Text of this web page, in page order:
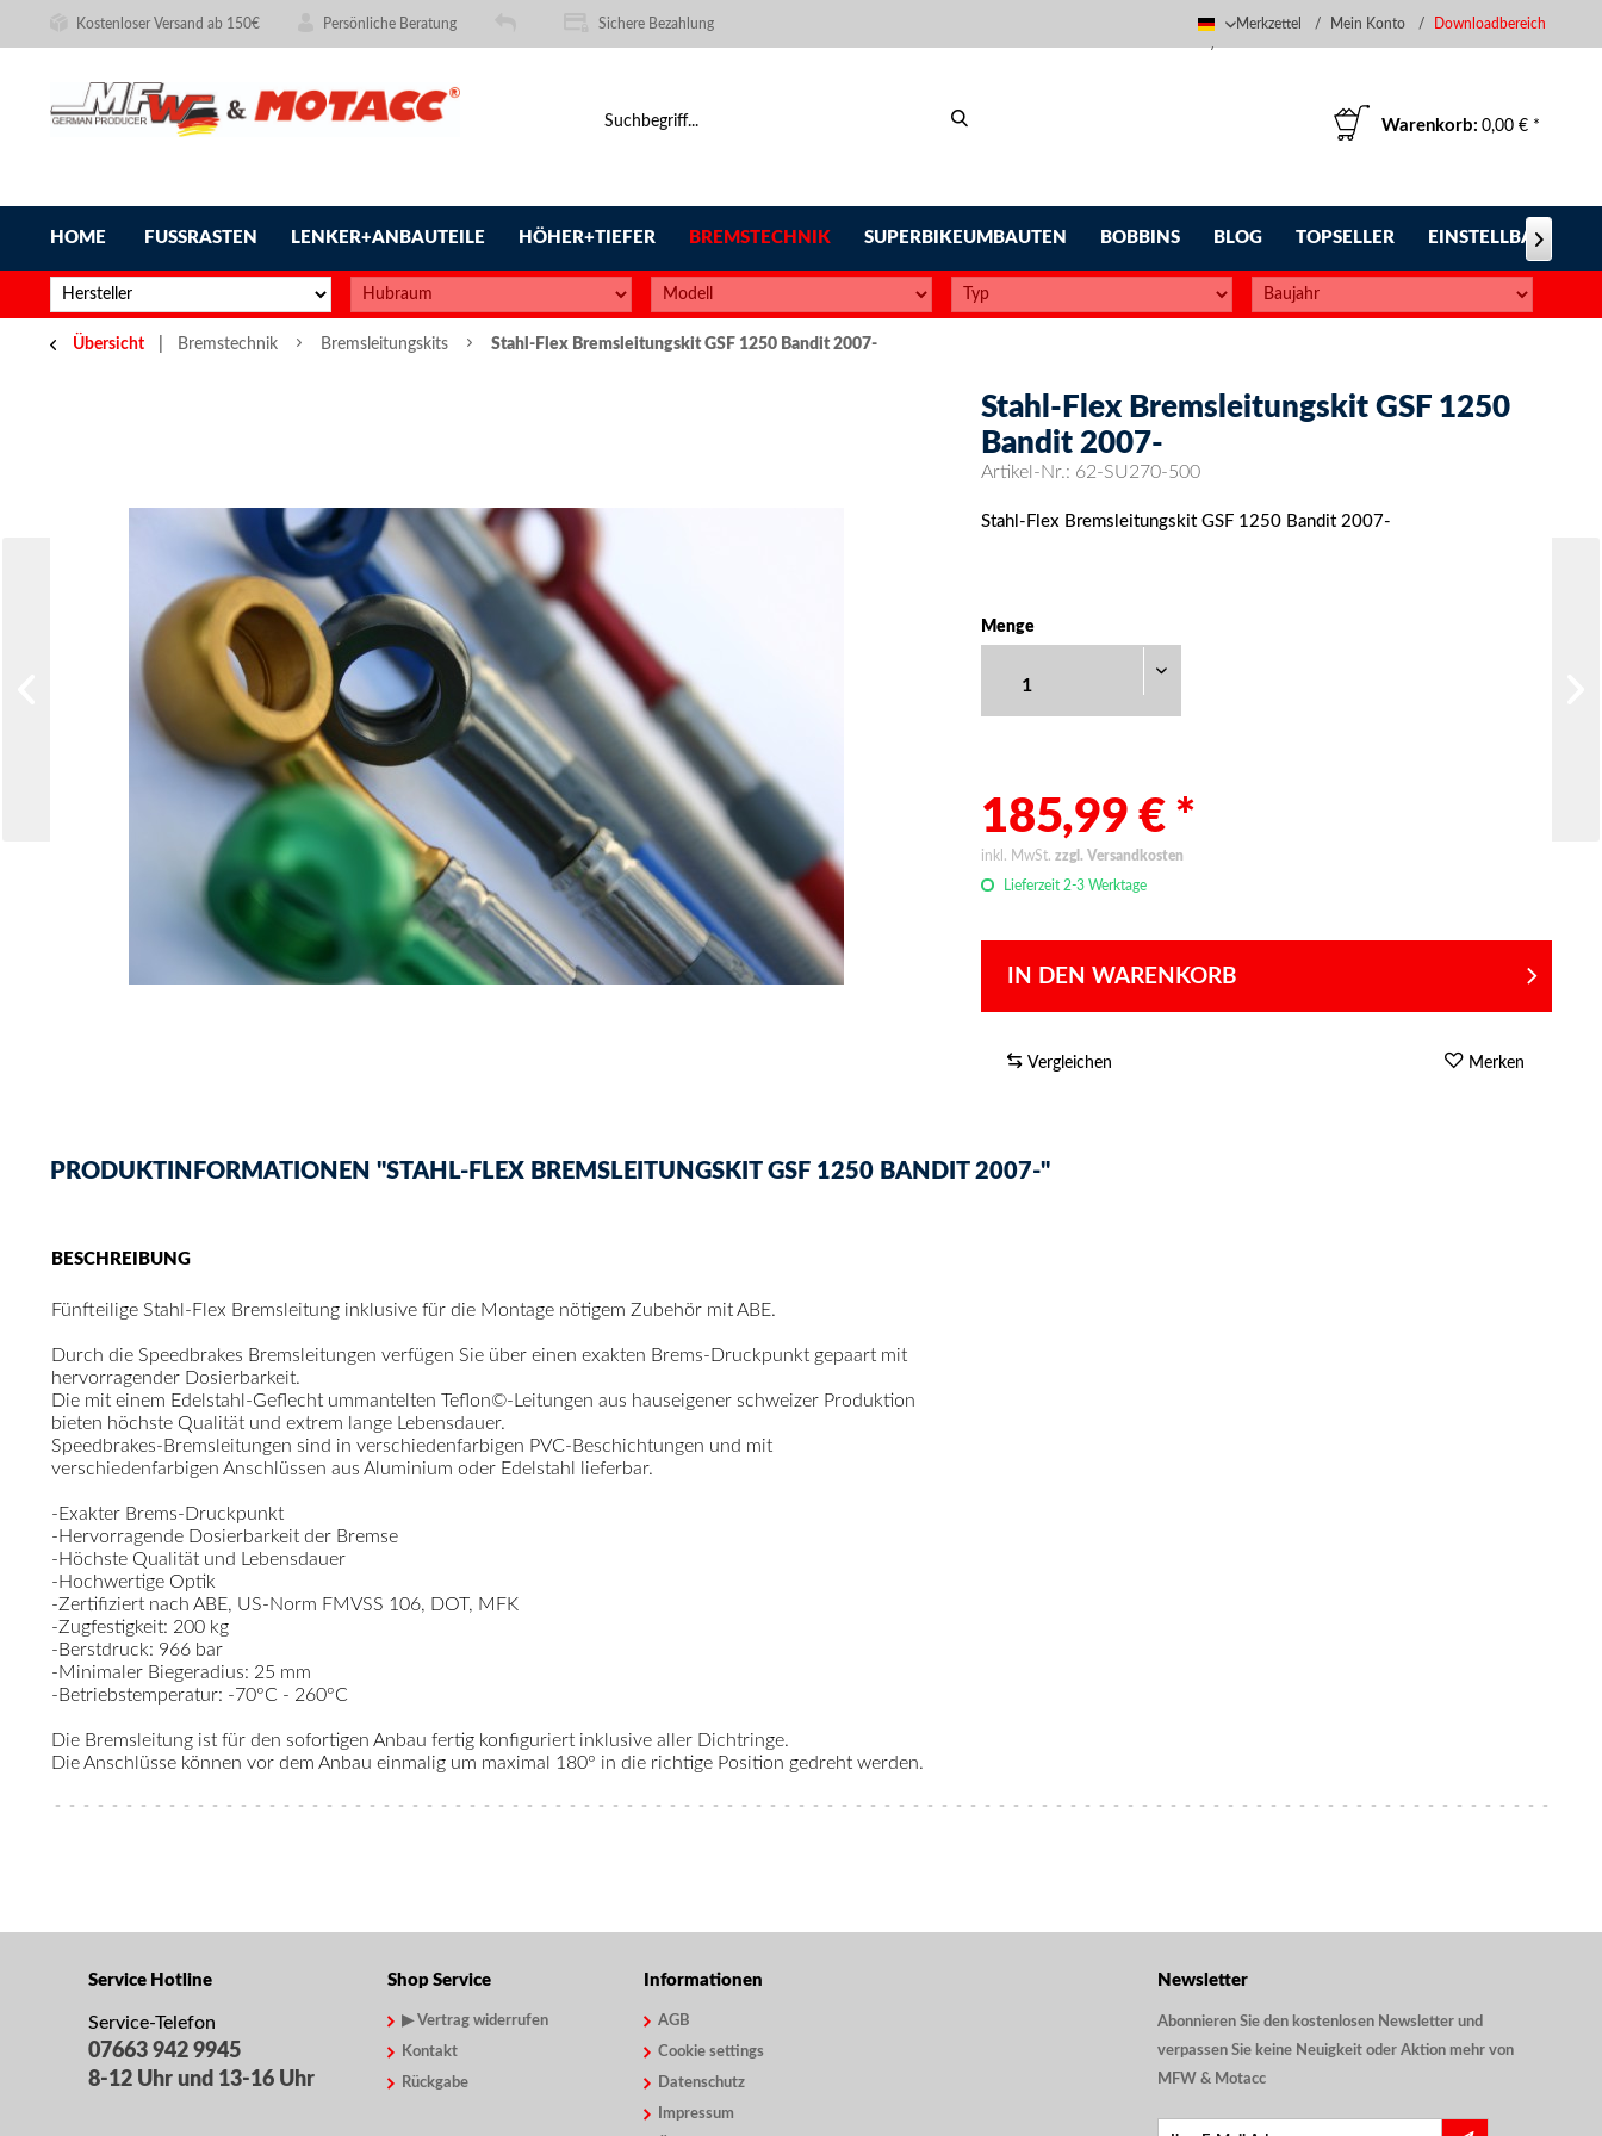
Kostenloser Versand ab 150€ Persönliche Beratung Sichere Bezahlung
Deutsch
Merkzettel Mein Konto Downloadbereich
Warenkorb: 0,00 € *
HOME FUSSRASTEN LENKER+ANBAUTEILE HÖHER+TIEFER BREMSTECHNIK SUPERBIKEUMBAUTEN BOBBINS BLOG TOPSELLER EINSTELLBARE

Übersicht Bremstechnik Bremsleitungskits Stahl-Flex Bremsleitungskit GSF 1250 Bandit 2007-
Stahl-Flex Bremsleitungskit GSF 1250
Bandit 2007-
Artikel-Nr.: 62-SU270-500
Stahl-Flex Bremsleitungskit GSF 1250 Bandit 2007-
Menge
185,99 € *
inkl. MwSt.zzgl. Versandkosten
Lieferzeit 2-3 Werktage
IN DEN WARENKORB
Vergleichen Merken
PRODUKTINFORMATIONEN "STAHL-FLEX BREMSLEITUNGSKIT GSF 1250 BANDIT 2007-"
BESCHREIBUNG
Fünfteilige Stahl-Flex Bremsleitung inklusive für die Montage nötigem Zubehör mit ABE.
Durch die Speedbrakes Bremsleitungen verfügen Sie über einen exakten Brems-Druckpunkt gepaart mit
hervorragender Dosierbarkeit.
Die mit einem Edelstahl-Geflecht ummantelten Teflon©-Leitungen aus hauseigener schweizer Produktion
bieten höchste Qualität und extrem lange Lebensdauer.
Speedbrakes-Bremsleitungen sind in verschiedenfarbigen PVC-Beschichtungen und mit
verschiedenfarbigen Anschlüssen aus Aluminium oder Edelstahl lieferbar.
-Exakter Brems-Druckpunkt
-Hervorragende Dosierbarkeit der Bremse
-Höchste Qualität und Lebensdauer
-Hochwertige Optik
-Zertifiziert nach ABE, US-Norm FMVSS 106, DOT, MFK
-Zugfestigkeit: 200 kg
-Berstdruck: 966 bar
-Minimaler Biegeradius: 25 mm
-Betriebstemperatur: -70°C - 260°C
Die Bremsleitung ist für den sofortigen Anbau fertig konfiguriert inklusive aller Dichtringe.
Die Anschlüsse können vor dem Anbau einmalig um maximal 180° in die richtige Position gedreht werden.
Service Hotline
Service-Telefon
07663 942 9945
8-12 Uhr und 13-16 Uhr
Shop Service
▶ Vertrag widerrufen
Kontakt
Rückgabe
Informationen
AGB
Cookie settings
Datenschutz
Impressum
Newsletter
Abonnieren Sie den kostenlosen Newsletter und
verpassen Sie keine Neuigkeit oder Aktion mehr von
MFW & Motacc